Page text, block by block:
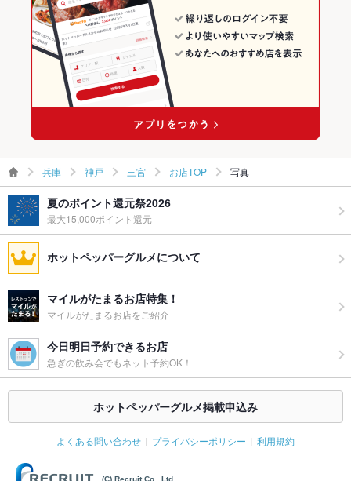
三宮の居酒屋ランキング
兵庫 神戸 三宮 お店TOP 写真
夏のポイント還元祭2026
最大15,000ポイント還元
ホットペッパーグルメについて
マイルがたまるお店特集！
マイルがたまるお店をご紹介
今日明日予約できるお店
急ぎの飲み会でもネット予約OK！
ホットペッパーグルメ掲載申込み
よくある問い合わせ プライバシーポリシー 利用規約
(C) Recruit Co., Ltd.